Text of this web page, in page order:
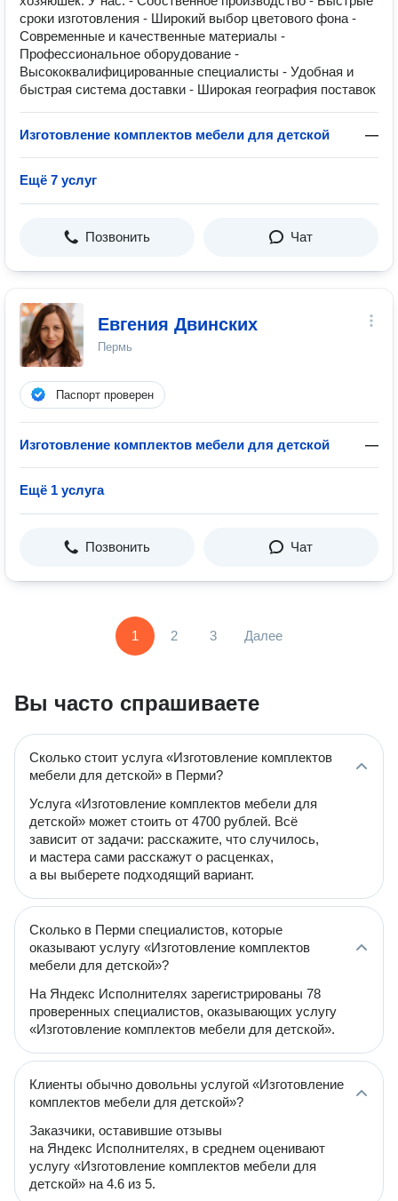
сроки изготовления - Широкий выбор цветового фона -
Современные и качественные материалы -
Профессиональное оборудование -
Высококвалифицированные специалисты - Удобная и
быстрая система доставки - Широкая география поставок
Изготовление комплектов мебели для детской —
Ещё 7 услуг
Позвонить Чат
Евгения Двинских
Пермь
Паспорт проверен
Изготовление комплектов мебели для детской —
Ещё 1 услуга
Позвонить Чат
1 2 3 Далее
Вы часто спрашиваете
Сколько стоит услуга «Изготовление комплектов
мебели для детской» в Перми?
Услуга «Изготовление комплектов мебели для
детской» может стоить от 4700 рублей. Всё
зависит от задачи: расскажите, что случилось,
и мастера сами расскажут о расценках,
а вы выберете подходящий вариант.
Сколько в Перми специалистов, которые
оказывают услугу «Изготовление комплектов
мебели для детской»?
На Яндекс Исполнителях зарегистрированы 78
проверенных специалистов, оказывающих услугу
«Изготовление комплектов мебели для детской».
Клиенты обычно довольны услугой «Изготовление
комплектов мебели для детской»?
Заказчики, оставившие отзывы
на Яндекс Исполнителях, в среднем оценивают
услугу «Изготовление комплектов мебели для
детской» на 4.6 из 5.